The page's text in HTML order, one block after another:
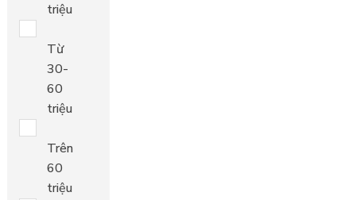
triệu
Từ
30-
60
triệu
Trên
60
triệu